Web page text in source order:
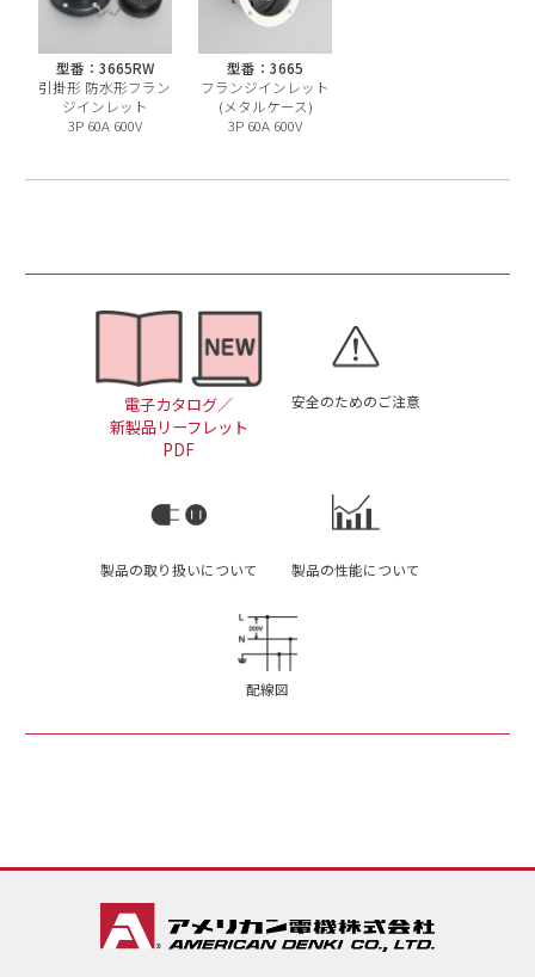
型番：3665RW
引掛形 防水形フラン
ジインレット
3P 60A 600V
型番：3665
フランジインレット
(メタルケース)
3P 60A 600V
電子カタログ／
新製品リーフレット
PDF
安全のためのご注意
製品の取り扱いについて 製品の性能について
配線図